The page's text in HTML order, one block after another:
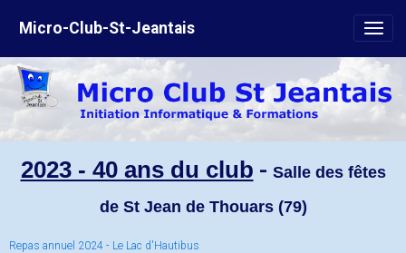
Micro-Club-St-Jeantais
2023 - 40 ans du club - Salle des fêtes
de St Jean de Thouars (79)
Repas annuel 2024 - Le Lac d'Hautibus